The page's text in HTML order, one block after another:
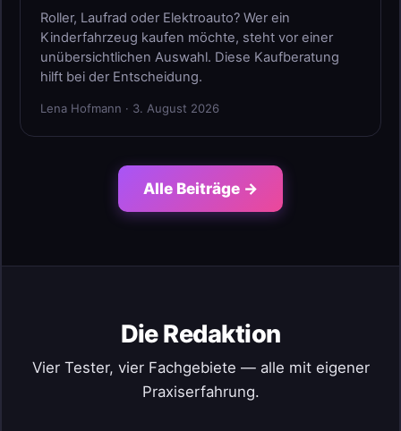
Roller, Laufrad oder Elektroauto? Wer ein
Kinderfahrzeug kaufen möchte, steht vor einer
unübersichtlichen Auswahl. Diese Kaufberatung
hilft bei der Entscheidung.
Lena Hofmann · 3. August 2026
Alle Beiträge →
Die Redaktion
Vier Tester, vier Fachgebiete — alle mit eigener
Praxiserfahrung.